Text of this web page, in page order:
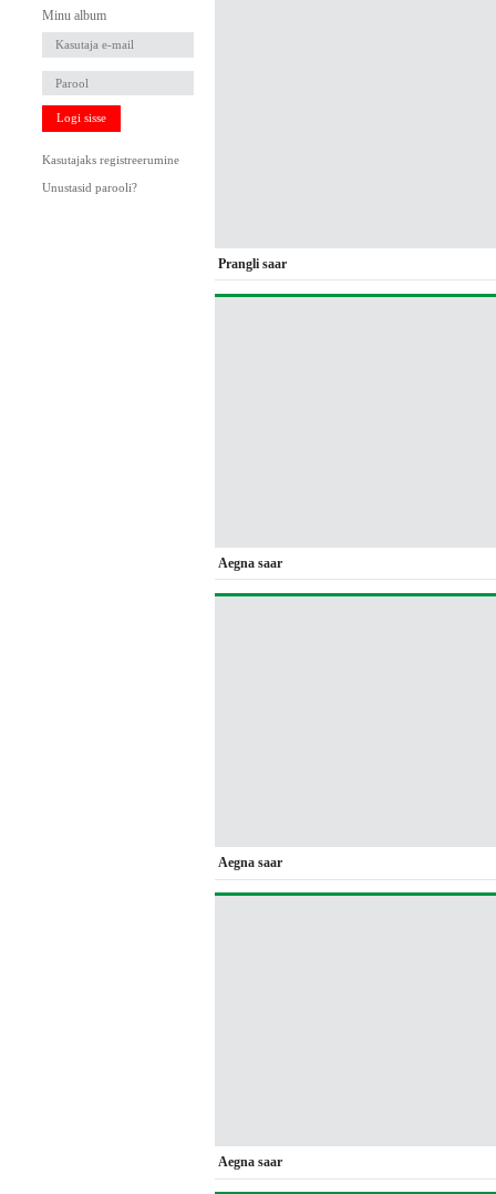
Minu album
Logi sisse
Kasutajaks registreerumine
Unustasid parooli?
Prangli saar
Aegna saar
Aegna saar
Aegna saar